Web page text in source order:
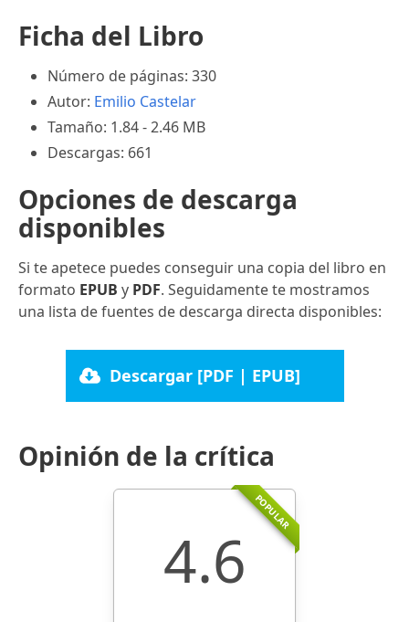
Ficha del Libro
Número de páginas: 330
Autor: Emilio Castelar
Tamaño: 1.84 - 2.46 MB
Descargas: 661
Opciones de descarga
disponibles
Si te apetece puedes conseguir una copia del libro en
formato EPUB y PDF. Seguidamente te mostramos
una lista de fuentes de descarga directa disponibles:
Descargar [PDF | EPUB]
Opinión de la crítica
POPULAR
4.6